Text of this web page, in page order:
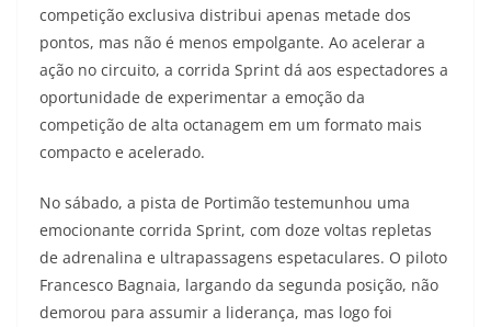
competição exclusiva distribui apenas metade dos
pontos, mas não é menos empolgante. Ao acelerar a
ação no circuito, a corrida Sprint dá aos espectadores a
oportunidade de experimentar a emoção da
competição de alta octanagem em um formato mais
compacto e acelerado.
No sábado, a pista de Portimão testemunhou uma
emocionante corrida Sprint, com doze voltas repletas
de adrenalina e ultrapassagens espetaculares. O piloto
Francesco Bagnaia, largando da segunda posição, não
demorou para assumir a liderança, mas logo foi